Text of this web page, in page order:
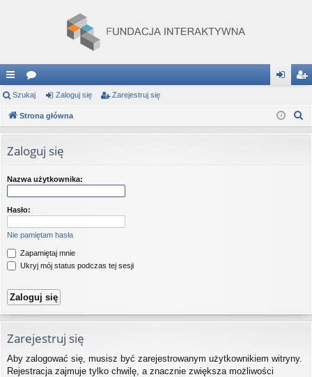
ię
ce
…
or
a og ej
Szukaj Zaloguj się Zarejestruj się
Strona główna
Zaloguj się
Nazwa użytkownika:
Hasło:
Nie pamiętam hasła
Zapamiętaj mnie
Ukryj mój status podczas tej sesji
Zarejestruj się
Aby zalogować się, musisz być zarejestrowanym użytkownikiem witryny.
Rejestracja zajmuje tylko chwilę, a znacznie zwiększa możliwości